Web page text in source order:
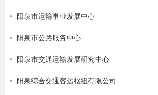
阳泉市运输事业发展中心
阳泉市公路服务中心
阳泉市交通运输发展研究中心
阳泉综合交通客运枢纽有限公司